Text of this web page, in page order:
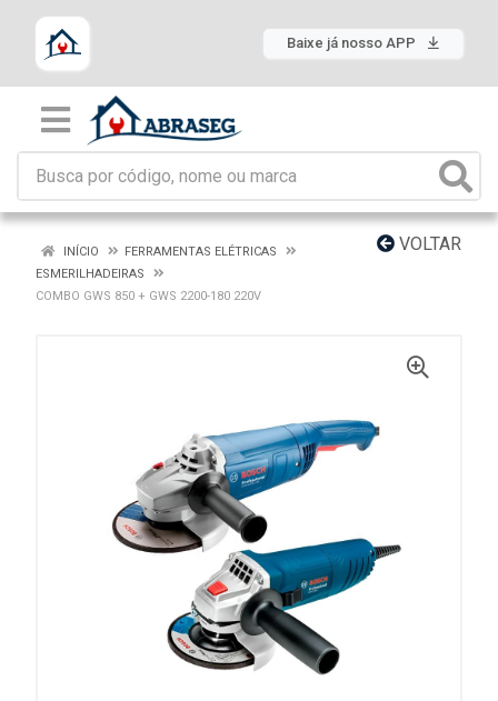
Baixe já nosso APP
VOLTAR
INÍCIO
FERRAMENTAS ELÉTRICAS
ESMERILHADEIRAS
COMBO GWS 850 + GWS 2200-180 220V